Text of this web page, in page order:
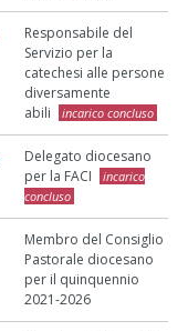
Responsabile del
Servizio per la
catechesi alle persone
diversamente
abili
incarico concluso
Delegato diocesano
per la FACI
incarico
concluso
Membro del Consiglio
Pastorale diocesano
per il quinquennio
2021-2026